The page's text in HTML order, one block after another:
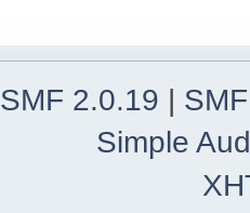
SMF 2.0.19 |
Simple